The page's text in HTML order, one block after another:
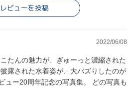
レビューを投稿
2022/06/08
たんの魅力が、ぎゅーっと濃縮された
ュー20周年記念の写真集。 どの写真も